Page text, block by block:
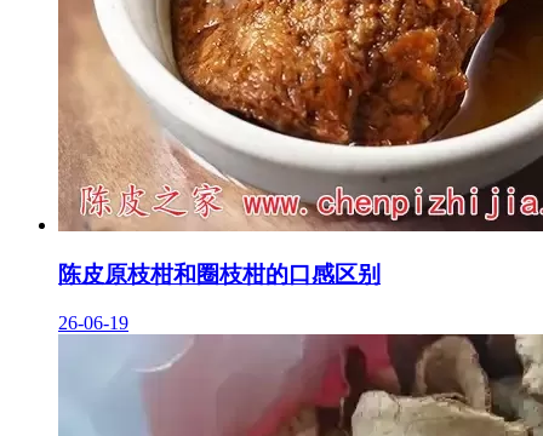
陈皮原枝柑和圈枝柑的口感区别
26-06-19